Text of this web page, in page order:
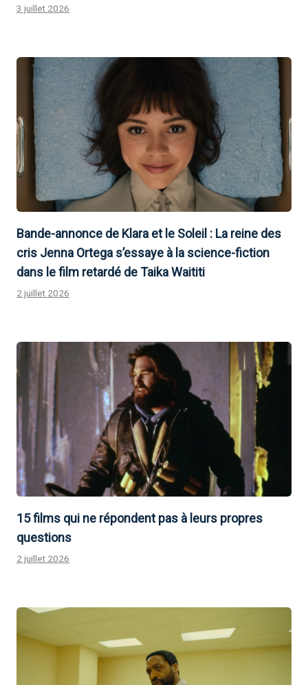
3 juillet 2026
Bande-annonce de Klara et le Soleil : La reine des
cris Jenna Ortega s’essaye à la science-fiction
dans le film retardé de Taika Waititi
2 juillet 2026
15 films qui ne répondent pas à leurs propres
questions
2 juillet 2026